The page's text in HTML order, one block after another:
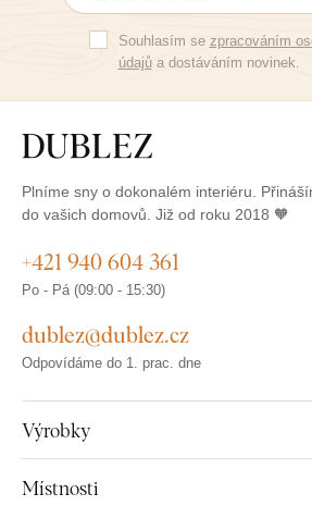
Souhlasím se zpracováním
údajůa dostáváním novinek.
Plníme sny o dokonalém interiéru.
do vašich domovů. Již od roku 2018 🧡
Výrobky
Místnosti
+421 940 604 361
Po - Pá (09:00 - 15:30)
dublez@dublez.cz
Odpovídáme do 1. prac. dne